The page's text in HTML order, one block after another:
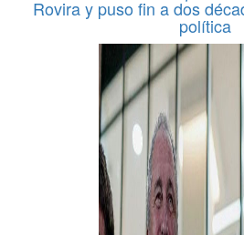
Rovira y puso fin a dos
política